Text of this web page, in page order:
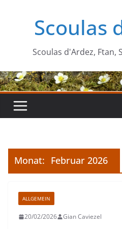
Scoulas
Scoulas d'Ardez, Ftan,
Monat: Februar 2026
ALLGEMEIN
20/02/2026 Gian Caviezel